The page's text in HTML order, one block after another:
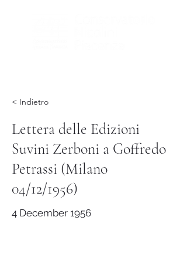
< Indietro
Lettera delle Edizioni
Suvini Zerboni a Goffredo
Petrassi (Milano
04/12/1956)
4 December 1956